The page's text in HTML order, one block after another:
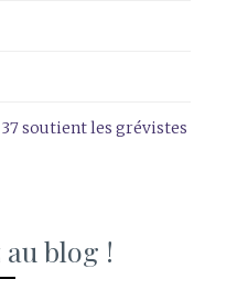
soutient les grévistes
blog !